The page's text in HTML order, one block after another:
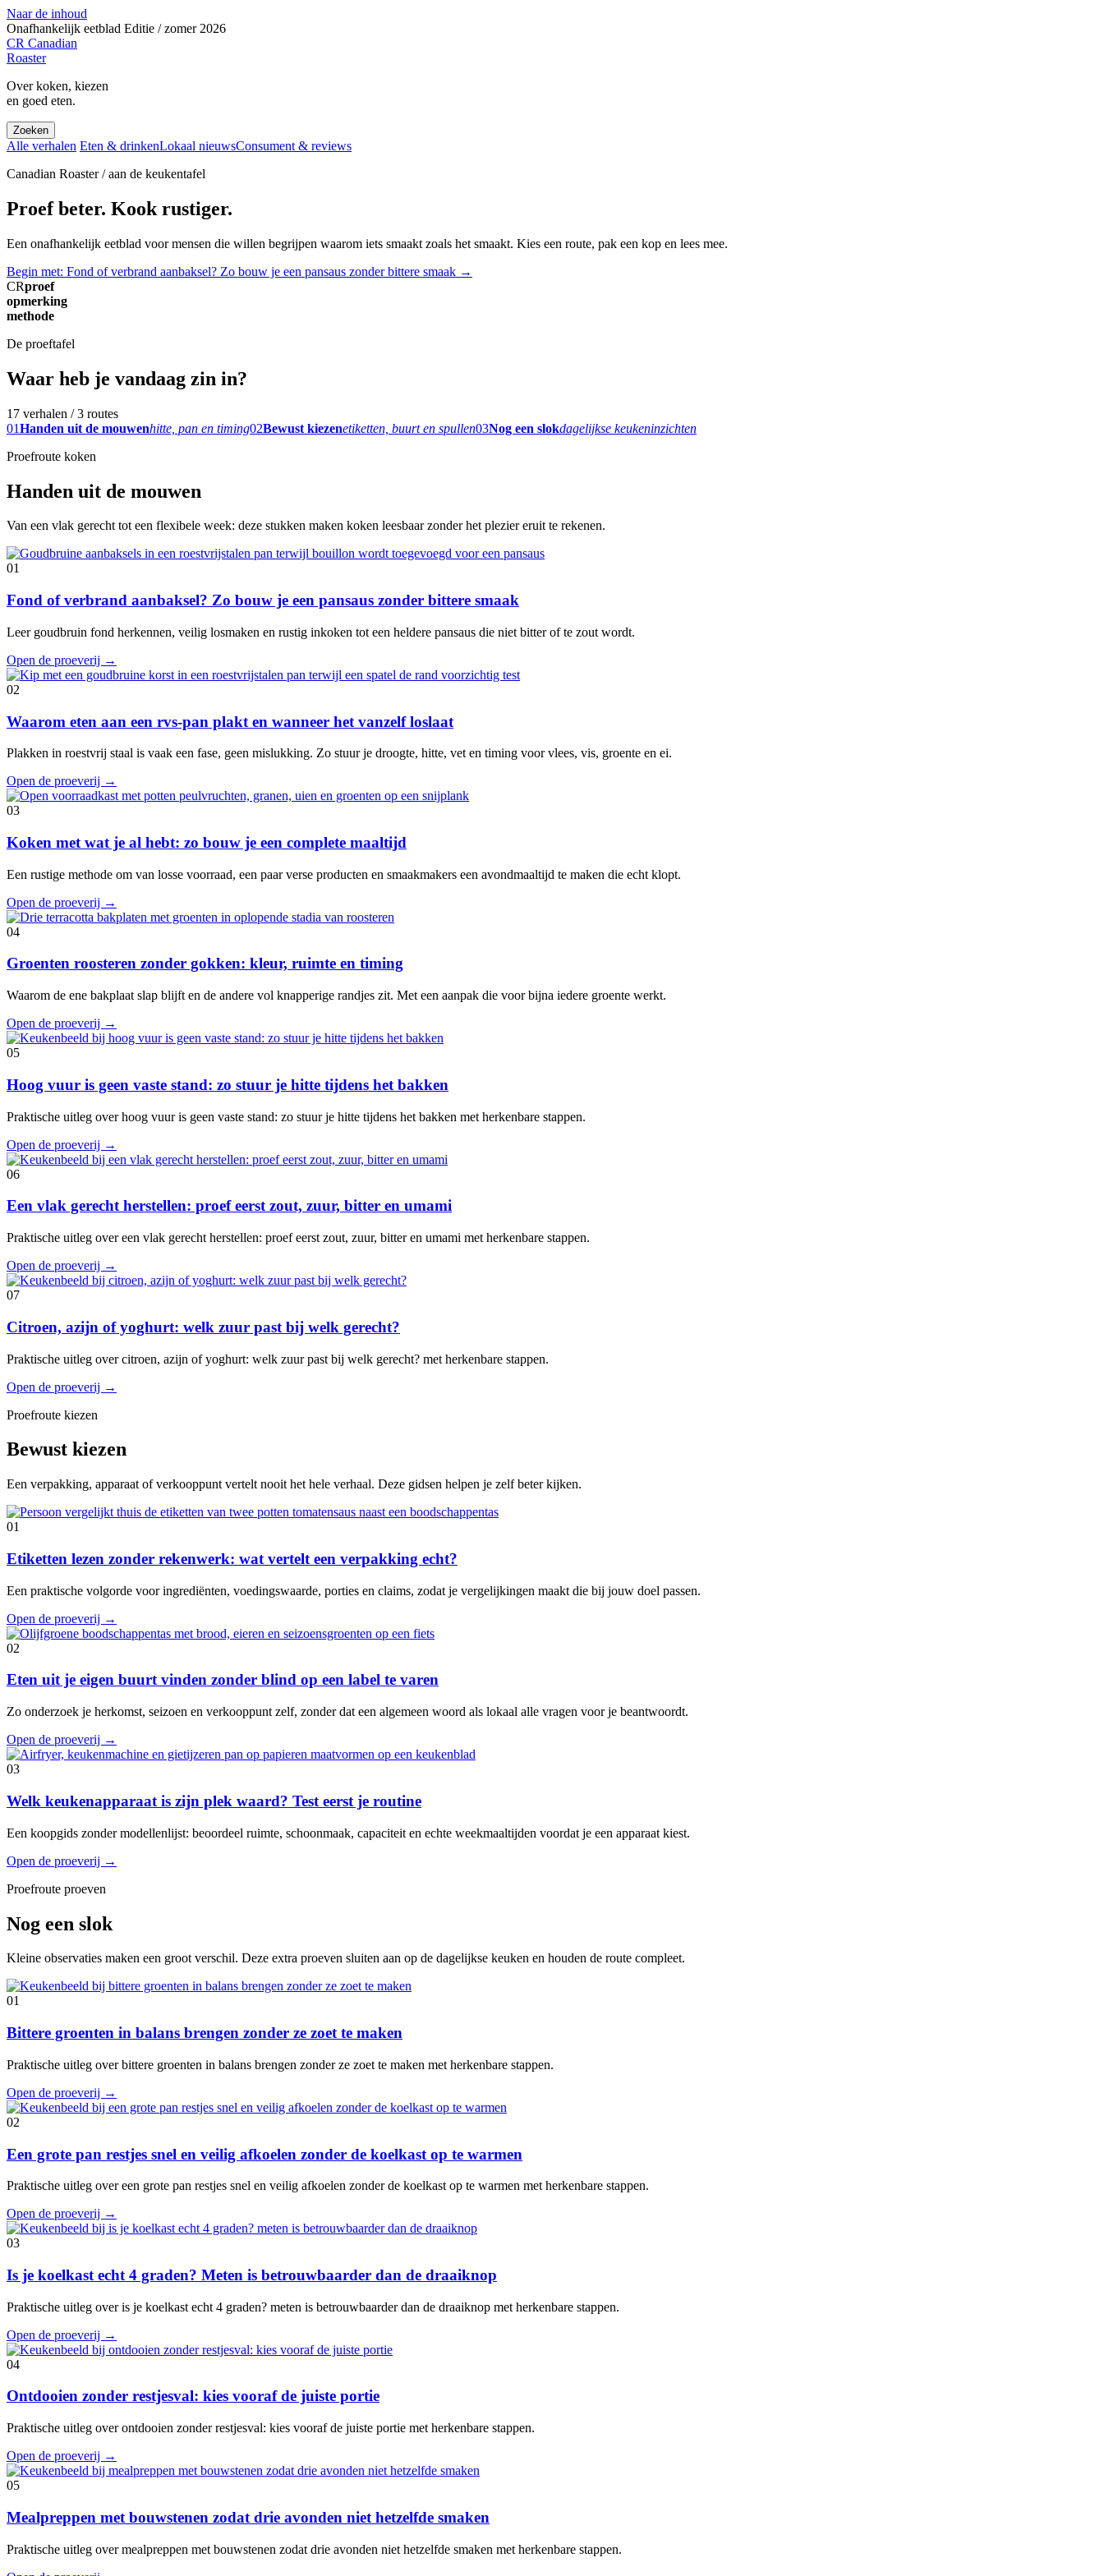
Naar de inhoud
Onafhankelijk eetblad Editie / zomer 2026
CR Canadian
Roaster
Over koken, kiezen
en goed eten.
Zoeken
Alle verhalen Eten & drinkenLokaal nieuwsConsument & reviews
Canadian Roaster / aan de keukentafel
Proef beter. Kook rustiger.
Een onafhankelijk eetblad voor mensen die willen begrijpen waarom iets smaakt zoals het smaakt. Kies een route, pak een kop en lees mee.
Begin met: Fond of verbrand aanbaksel? Zo bouw je een pansaus zonder bittere smaak →
CRproef
opmerking
methode
De proeftafel
Waar heb je vandaag zin in?
17 verhalen / 3 routes
01Handen uit de mouwenhitte, pan en timing02Bewust kiezenetiketten, buurt en spullen03Nog een slokdagelijkse keukeninzichten
Proefroute koken
Handen uit de mouwen
Van een vlak gerecht tot een flexibele week: deze stukken maken koken leesbaar zonder het plezier eruit te rekenen.
01
Fond of verbrand aanbaksel? Zo bouw je een pansaus zonder bittere smaak
Leer goudbruin fond herkennen, veilig losmaken en rustig inkoken tot een heldere pansaus die niet bitter of te zout wordt.
Open de proeverij →
02
Waarom eten aan een rvs-pan plakt en wanneer het vanzelf loslaat
Plakken in roestvrij staal is vaak een fase, geen mislukking. Zo stuur je droogte, hitte, vet en timing voor vlees, vis, groente en ei.
Open de proeverij →
03
Koken met wat je al hebt: zo bouw je een complete maaltijd
Een rustige methode om van losse voorraad, een paar verse producten en smaakmakers een avondmaaltijd te maken die echt klopt.
Open de proeverij →
04
Groenten roosteren zonder gokken: kleur, ruimte en timing
Waarom de ene bakplaat slap blijft en de andere vol knapperige randjes zit. Met een aanpak die voor bijna iedere groente werkt.
Open de proeverij →
05
Hoog vuur is geen vaste stand: zo stuur je hitte tijdens het bakken
Praktische uitleg over hoog vuur is geen vaste stand: zo stuur je hitte tijdens het bakken met herkenbare stappen.
Open de proeverij →
06
Een vlak gerecht herstellen: proef eerst zout, zuur, bitter en umami
Praktische uitleg over een vlak gerecht herstellen: proef eerst zout, zuur, bitter en umami met herkenbare stappen.
Open de proeverij →
07
Citroen, azijn of yoghurt: welk zuur past bij welk gerecht?
Praktische uitleg over citroen, azijn of yoghurt: welk zuur past bij welk gerecht? met herkenbare stappen.
Open de proeverij →
Proefroute kiezen
Bewust kiezen
Een verpakking, apparaat of verkooppunt vertelt nooit het hele verhaal. Deze gidsen helpen je zelf beter kijken.
01
Etiketten lezen zonder rekenwerk: wat vertelt een verpakking echt?
Een praktische volgorde voor ingrediënten, voedingswaarde, porties en claims, zodat je vergelijkingen maakt die bij jouw doel passen.
Open de proeverij →
02
Eten uit je eigen buurt vinden zonder blind op een label te varen
Zo onderzoek je herkomst, seizoen en verkooppunt zelf, zonder dat een algemeen woord als lokaal alle vragen voor je beantwoordt.
Open de proeverij →
03
Welk keukenapparaat is zijn plek waard? Test eerst je routine
Een koopgids zonder modellenlijst: beoordeel ruimte, schoonmaak, capaciteit en echte weekmaaltijden voordat je een apparaat kiest.
Open de proeverij →
Proefroute proeven
Nog een slok
Kleine observaties maken een groot verschil. Deze extra proeven sluiten aan op de dagelijkse keuken en houden de route compleet.
01
Bittere groenten in balans brengen zonder ze zoet te maken
Praktische uitleg over bittere groenten in balans brengen zonder ze zoet te maken met herkenbare stappen.
Open de proeverij →
02
Een grote pan restjes snel en veilig afkoelen zonder de koelkast op te warmen
Praktische uitleg over een grote pan restjes snel en veilig afkoelen zonder de koelkast op te warmen met herkenbare stappen.
Open de proeverij →
03
Is je koelkast echt 4 graden? Meten is betrouwbaarder dan de draaiknop
Praktische uitleg over is je koelkast echt 4 graden? meten is betrouwbaarder dan de draaiknop met herkenbare stappen.
Open de proeverij →
04
Ontdooien zonder restjesval: kies vooraf de juiste portie
Praktische uitleg over ontdooien zonder restjesval: kies vooraf de juiste portie met herkenbare stappen.
Open de proeverij →
05
Mealpreppen met bouwstenen zodat drie avonden niet hetzelfde smaken
Praktische uitleg over mealpreppen met bouwstenen zodat drie avonden niet hetzelfde smaken met herkenbare stappen.